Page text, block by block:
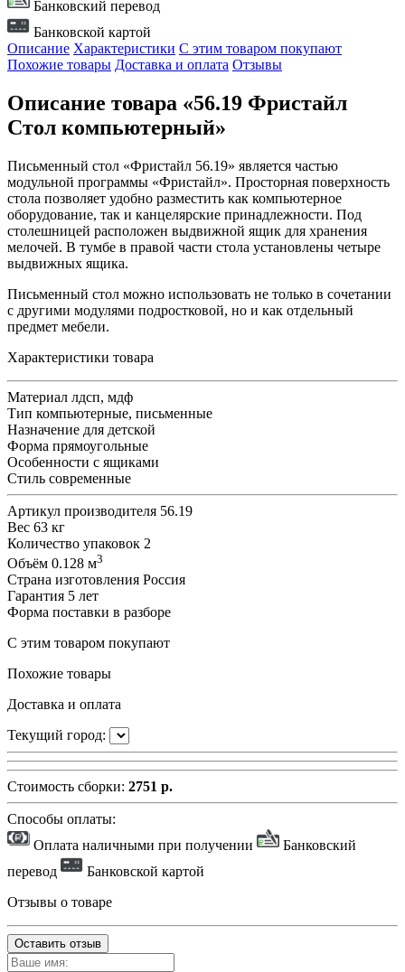
Банковский перевод
Банковской картой
Описание Характеристики С этим товаром покупают
Похожие товары Доставка и оплата Отзывы
Описание товара «56.19 Фристайл
Стол компьютерный»
Письменный стол «Фристайл 56.19» является частью
модульной программы «Фристайл». Просторная поверхность
стола позволяет удобно разместить как компьютерное
оборудование, так и канцелярские принадлежности. Под
столешницей расположен выдвижной ящик для хранения
мелочей. В тумбе в правой части стола установлены четыре
выдвижных ящика.
Письменный стол можно использовать не только в сочетании
с другими модулями подростковой, но и как отдельный
предмет мебели.
Характеристики товара
Материал лдсп, мдф
Тип компьютерные, письменные
Назначение для детской
Форма прямоугольные
Особенности с ящиками
Стиль современные
Артикул производителя 56.19
Вес 63 кг
Количество упаковок 2
Объём 0.128 м3
Страна изготовления Россия
Гарантия 5 лет
Форма поставки в разборе
С этим товаром покупают
Похожие товары
Доставка и оплата
Текущий город:
Стоимость сборки: 2751 р.
Способы оплаты:
Оплата наличными при получении
Банковский
перевод
Банковской картой
Отзывы о товаре
Оставить отзыв